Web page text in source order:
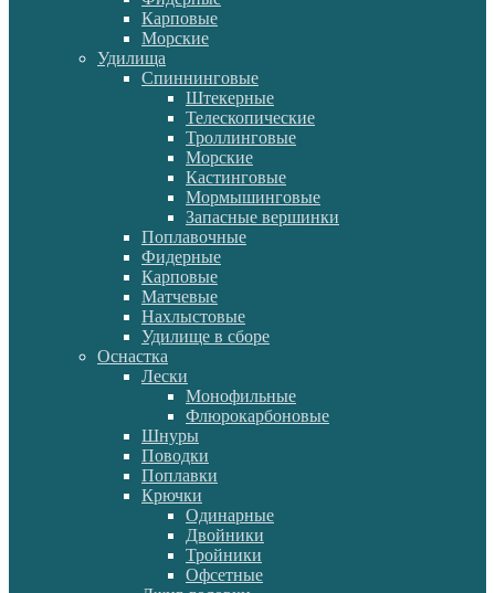
Карповые
Морские
Удилища
Спиннинговые
Штекерные
Телескопические
Троллинговые
Морские
Кастинговые
Мормышинговые
Запасные вершинки
Поплавочные
Фидерные
Карповые
Матчевые
Нахлыстовые
Удилище в сборе
Оснастка
Лески
Монофильные
Флюрокарбоновые
Шнуры
Поводки
Поплавки
Крючки
Одинарные
Двойники
Тройники
Офсетные